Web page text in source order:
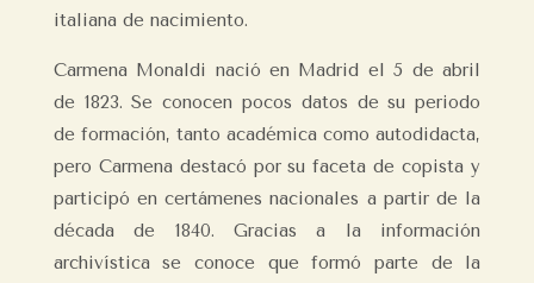
italiana de nacimiento.
Carmena Monaldi nació en Madrid el 5 de abril
de 1823. Se conocen pocos datos de su periodo
de formación, tanto académica como autodidacta,
pero Carmena destacó por su faceta de copista y
participó en certámenes nacionales a partir de la
década de 1840. Gracias a la información
archivística se conoce que formó parte de la